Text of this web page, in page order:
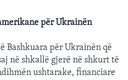
për Ukrainën
Bashkuara për Ukrainën që
në shkallë gjerë në shkurt të
ushtarake, financiare